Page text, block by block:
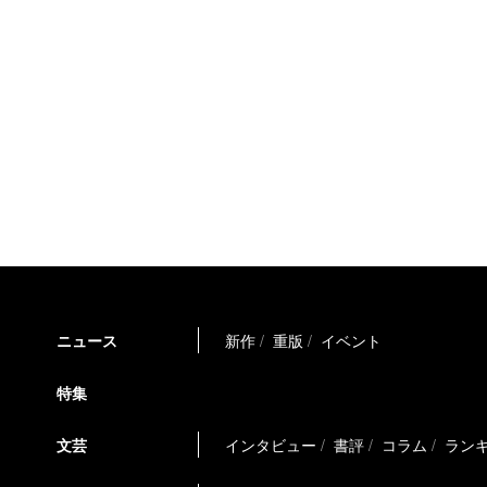
ニュース 新作 重版 イベント
特集
文芸 インタビュー 書評 コラム ラン